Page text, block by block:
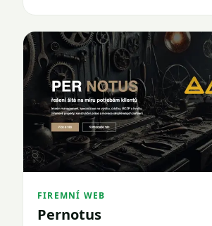
FIREMNÍ WEB
Pernotus